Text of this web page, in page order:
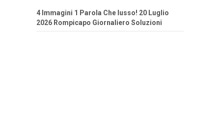
4 Immagini 1 Parola Che lusso! 20 Luglio
2026 Rompicapo Giornaliero Soluzioni